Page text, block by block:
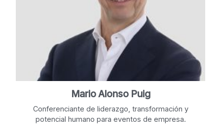
Mario Alonso Puig
Conferenciante de liderazgo, transformación y
potencial humano para eventos de empresa.